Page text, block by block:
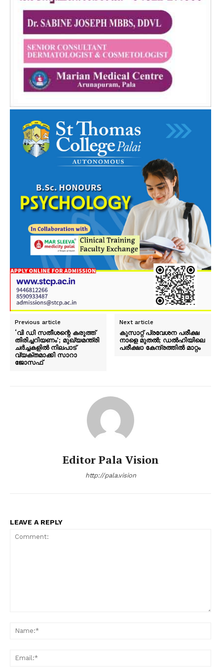
Previous article
‘വി ഡി സതീശന്റെ കരുത്ത്
തിരിച്ചറിയണം’; മുഖ്യമന്ത്രി
ചർച്ചകളിൽ നിലപാട്
വ്യക്തമാക്കി സാറാ
ജോസഫ്
Next article
കുസാറ്റ് പ്രവേശന പരീക്ഷ
നാളെ മുതല്‍; ഡൽഹിയിലെ
പരീക്ഷാ കേന്ദ്രത്തിൽ മാറ്റം
Editor Pala Vision
http://pala.vision
LEAVE A REPLY